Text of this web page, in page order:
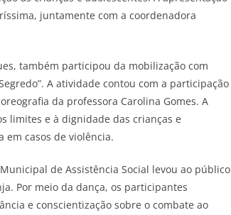
juntamente com a coordenadora
também participou da mobilização com
A atividade contou com a participação
da professora Carolina Gomes. A
limites e à dignidade das crianças e
em casos de violência.
de Assistência Social levou ao público
Por meio da dança, os participantes
e conscientização sobre o combate ao